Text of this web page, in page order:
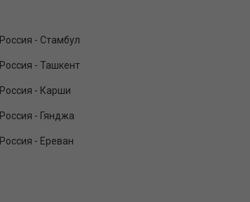
Россия - Стамбул
Россия - Ташкент
Россия - Карши
Россия - Гянджа
Россия - Ереван